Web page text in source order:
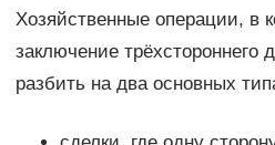
Хозяйственные операции, в
заключение трёхстороннего
разбить на два основных